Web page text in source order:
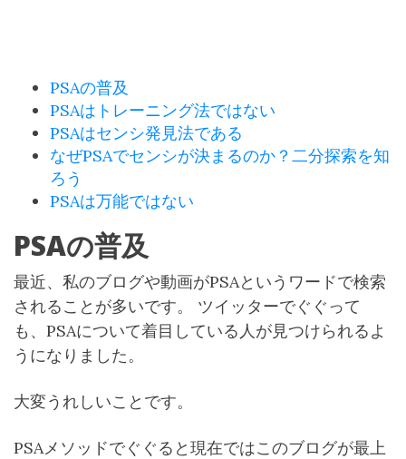
PSAの普及
PSAはトレーニング法ではない
PSAはセンシ発見法である
なぜPSAでセンシが決まるのか？二分探索を知
ろう
PSAは万能ではない
PSAの普及
最近、私のブログや動画がPSAというワードで検索
されることが多いです。 ツイッターでぐぐって
も、PSAについて着目している人が見つけられるよ
うになりました。
大変うれしいことです。
PSAメソッドでぐぐると現在ではこのブログが最上